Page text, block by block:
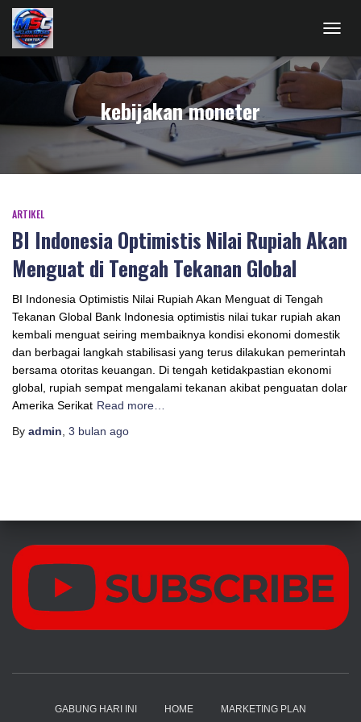
kebijakan moneter
ARTIKEL
BI Indonesia Optimistis Nilai Rupiah Akan
Menguat di Tengah Tekanan Global
BI Indonesia Optimistis Nilai Rupiah Akan Menguat di Tengah
Tekanan Global Bank Indonesia optimistis nilai tukar rupiah akan
kembali menguat seiring membaiknya kondisi ekonomi domestik
dan berbagai langkah stabilisasi yang terus dilakukan pemerintah
bersama otoritas keuangan. Di tengah ketidakpastian ekonomi
global, rupiah sempat mengalami tekanan akibat penguatan dolar
Amerika Serikat Read more…
By admin 3 bulan ago
GABUNG HARI INI HOME MARKETING PLAN